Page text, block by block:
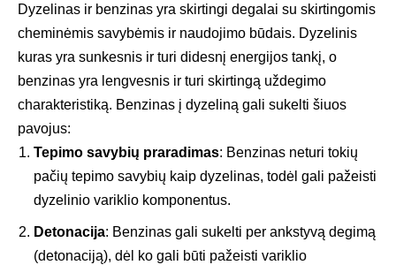
Dyzelinas ir benzinas yra skirtingi degalai su skirtingomis
cheminėmis savybėmis ir naudojimo būdais. Dyzelinis
kuras yra sunkesnis ir turi didesnį energijos tankį, o
benzinas yra lengvesnis ir turi skirtingą uždegimo
charakteristiką. Benzinas į dyzeliną gali sukelti šiuos
pavojus:
Tepimo savybių praradimas: Benzinas neturi tokių
pačių tepimo savybių kaip dyzelinas, todėl gali pažeisti
dyzelinio variklio komponentus.
Detonacija: Benzinas gali sukelti per ankstyvą degimą
(detonaciją), dėl ko gali būti pažeisti variklio